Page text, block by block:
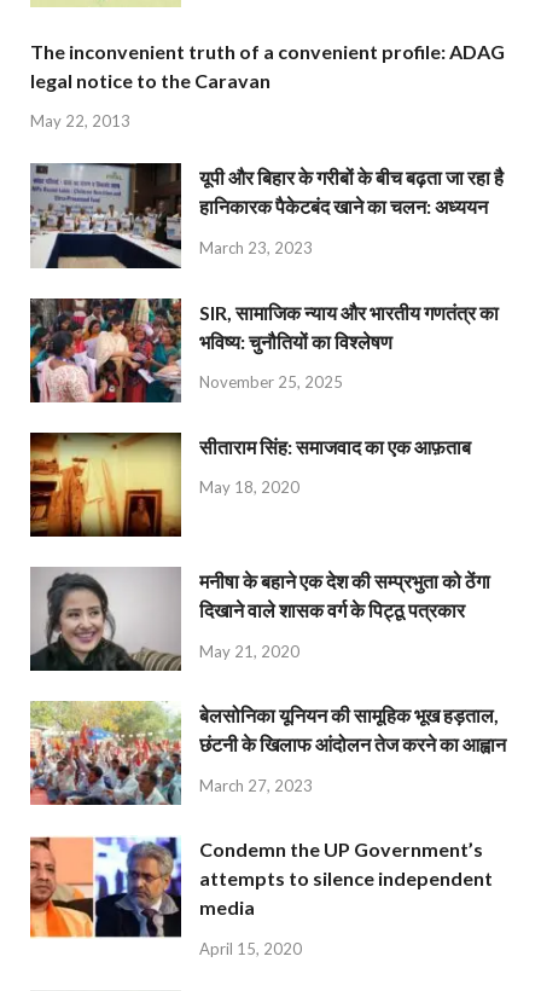
The inconvenient truth of a convenient profile: ADAG
legal notice to the Caravan
May 22, 2013
यूपी और बिहार के गरीबों के बीच बढ़ता जा रहा है
हानिकारक पैकेटबंद खाने का चलन: अध्ययन
March 23, 2023
SIR, सामाजिक न्याय और भारतीय गणतंत्र का
भविष्य: चुनौतियों का विश्लेषण
November 25, 2025
सीताराम सिंह: समाजवाद का एक आफ़ताब
May 18, 2020
मनीषा के बहाने एक देश की सम्प्रभुता को ठेंगा
दिखाने वाले शासक वर्ग के पिट्ठू पत्रकार
May 21, 2020
बेलसोनिका यूनियन की सामूहिक भूख हड़ताल,
छंटनी के खिलाफ आंदोलन तेज करने का आह्वान
March 27, 2023
Condemn the UP Government’s
attempts to silence independent
media
April 15, 2020